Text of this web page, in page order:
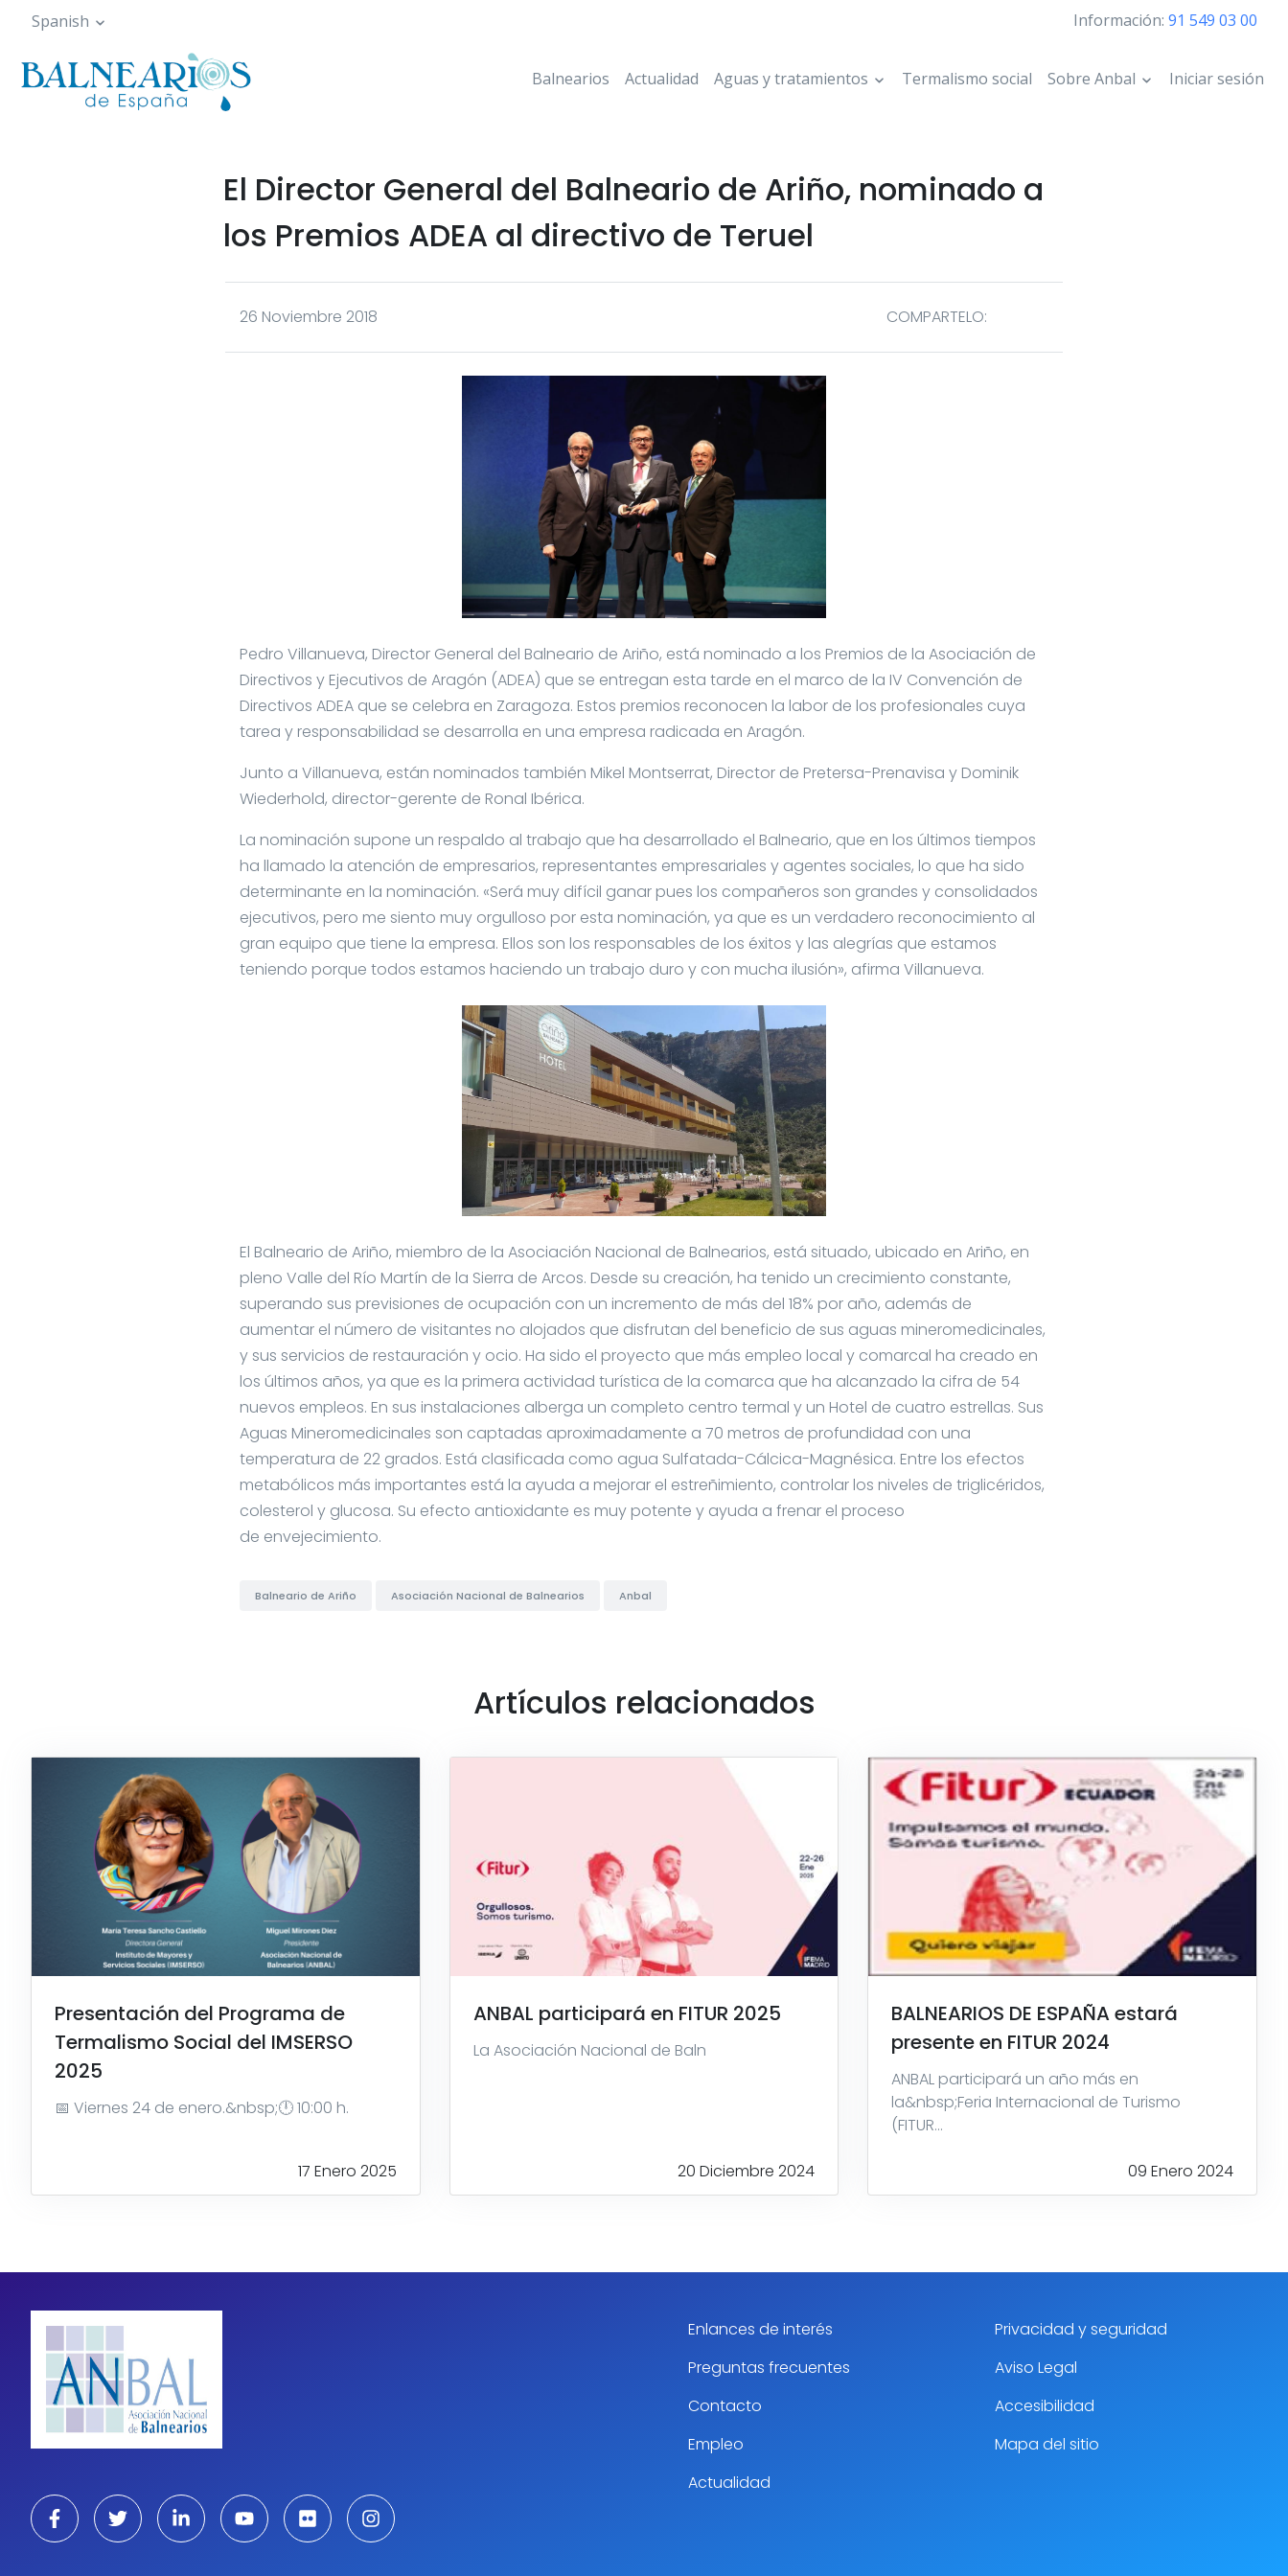
Pasar
contenido
principal
Spanish Información: 91 549 03 00
Balnearios Actualidad Aguas y tratamientos Termalismo social Sobre Anbal Iniciar sesión
El Director General del Balneario de Ariño, nominado a
los Premios ADEA al directivo de Teruel
26 Noviembre 2018 COMPARTELO:
Pedro Villanueva, Director General del Balneario de Ariño, está nominado a los Premios de la Asociación de
Directivos y Ejecutivos de Aragón (ADEA) que se entregan esta tarde en el marco de la IV Convención de
Directivos ADEA que se celebra en Zaragoza. Estos premios reconocen la labor de los profesionales cuya
tarea y responsabilidad se desarrolla en una empresa radicada en Aragón.
Junto a Villanueva, están nominados también Mikel Montserrat, Director de Pretersa-Prenavisa y Dominik
Wiederhold, director-gerente de Ronal Ibérica.
La nominación supone un respaldo al trabajo que ha desarrollado el Balneario, que en los últimos tiempos
ha llamado la atención de empresarios, representantes empresariales y agentes sociales, lo que ha sido
determinante en la nominación. «Será muy difícil ganar pues los compañeros son grandes y consolidados
ejecutivos, pero me siento muy orgulloso por esta nominación, ya que es un verdadero reconocimiento al
gran equipo que tiene la empresa. Ellos son los responsables de los éxitos y las alegrías que estamos
teniendo porque todos estamos haciendo un trabajo duro y con mucha ilusión», afirma Villanueva.
El Balneario de Ariño, miembro de la Asociación Nacional de Balnearios, está situado, ubicado en Ariño, en
pleno Valle del Río Martín de la Sierra de Arcos. Desde su creación, ha tenido un crecimiento constante,
superando sus previsiones de ocupación con un incremento de más del 18% por año, además de
aumentar el número de visitantes no alojados que disfrutan del beneficio de sus aguas mineromedicinales,
y sus servicios de restauración y ocio. Ha sido el proyecto que más empleo local y comarcal ha creado en
los últimos años, ya que es la primera actividad turística de la comarca que ha alcanzado la cifra de 54
nuevos empleos. En sus instalaciones alberga un completo centro termal y un Hotel de cuatro estrellas. Sus
Aguas Mineromedicinales son captadas aproximadamente a 70 metros de profundidad con una
temperatura de 22 grados. Está clasificada como agua Sulfatada-Cálcica-Magnésica. Entre los efectos
metabólicos más importantes está la ayuda a mejorar el estreñimiento, controlar los niveles de triglicéridos,
colesterol y glucosa. Su efecto antioxidante es muy potente y ayuda a frenar el proceso
de envejecimiento.
Balneario de Ariño Asociación Nacional de Balnearios Anbal
Artículos relacionados
Presentación del Programa de
Termalismo Social del IMSERSO
2025
📅 Viernes 24 de enero.&nbsp;🕛 10:00 h.
17 Enero 2025
ANBAL participará en FITUR 2025
La Asociación Nacional de Baln
20 Diciembre 2024
BALNEARIOS DE ESPAÑA estará
presente en FITUR 2024
ANBAL participará un año más en
la&nbsp;Feria Internacional de Turismo
(FITUR...
09 Enero 2024
Enlances de interés
Preguntas frecuentes
Contacto
Empleo
Actualidad
Privacidad y seguridad
Aviso Legal
Accesibilidad
Mapa del sitio